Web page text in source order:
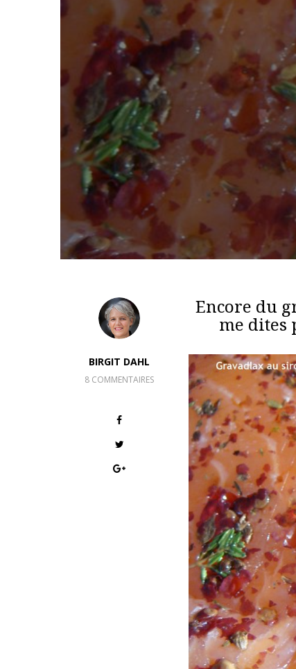
BIRGIT DAHL
8 COMMENTAIRES
Encore du
me dites